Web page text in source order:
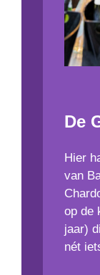
De
Hier
van
op de
jaar)
nét